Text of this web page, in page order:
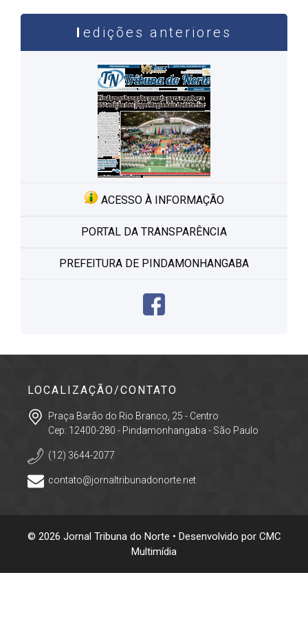
edições anteriores
ACESSO À INFORMAÇÃO
PORTAL DA TRANSPARÊNCIA
PREFEITURA DE PINDAMONHANGABA
LOCALIZAÇÃO/CONTATO
Praça Barão do Rio Branco, 25 - Centro
Cep: 12400-280 - Pindamonhangaba - São Paulo
(12) 3644-2077
contato@jornaltribunadonorte.net
© 2026 Jornal Tribuna do Norte • Desenvolvido por CMC
Multimídia